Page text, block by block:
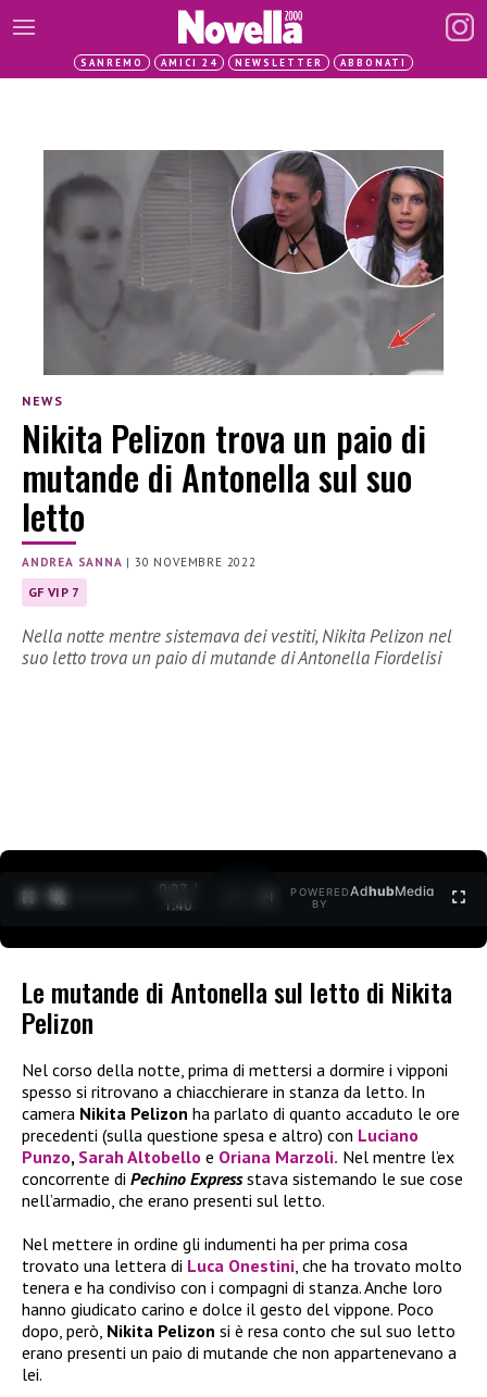
SANREMO AMICI 24 NEWSLETTER ABBONATI
NEWS
Nikita Pelizon trova un paio di
mutande di Antonella sul suo
letto
ANDREA SANNA |30 NOVEMBRE 2022
GF VIP 7
Nella notte mentre sistemava dei vestiti, Nikita Pelizon nel
suo letto trova un paio di mutande di Antonella Fiordelisi
0:28 /
1:40
POWERED
BY
AdhubMedia
Le mutande di Antonella sul letto di Nikita
Pelizon
Nel corso della notte, prima di mettersi a dormire i vipponi
spesso si ritrovano a chiacchierare in stanza da letto. In
camera Nikita Pelizon ha parlato di quanto accaduto le ore
precedenti (sulla questione spesa e altro) con Luciano
Punzo, Sarah Altobello e Oriana Marzoli. Nel mentre l’ex
concorrente di Pechino Express stava sistemando le sue cose
nell’armadio, che erano presenti sul letto.
Nel mettere in ordine gli indumenti ha per prima cosa
trovato una lettera di Luca Onestini, che ha trovato molto
tenera e ha condiviso con i compagni di stanza. Anche loro
hanno giudicato carino e dolce il gesto del vippone. Poco
dopo, però, Nikita Pelizon si è resa conto che sul suo letto
erano presenti un paio di mutande che non appartenevano a
lei.